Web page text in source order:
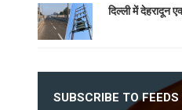
दिल्ली में देहरादून
SUBSCRIBE TO FEEDS